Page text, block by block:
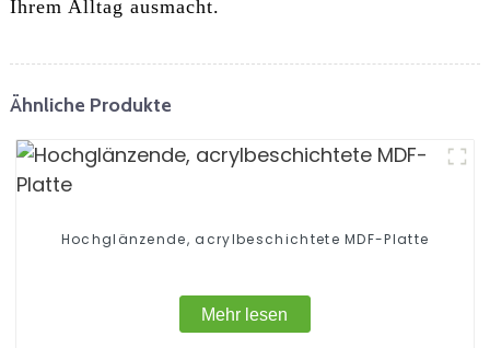
Ihrem Alltag ausmacht.
Ähnliche Produkte
Hochglänzende, acrylbeschichtete MDF-Platte
Mehr lesen